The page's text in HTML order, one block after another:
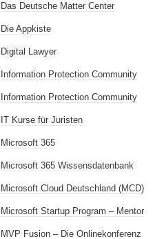
Das Deutsche Matter Center
Die Appkiste
Digital Lawyer
Information Protection Community
Information Protection Community
IT Kurse für Juristen
Microsoft 365
Microsoft 365 Wissensdatenbank
Microsoft Cloud Deutschland (MCD)
Microsoft Startup Program – Mentor
MVP Fusion – Die Onlinekonferenz